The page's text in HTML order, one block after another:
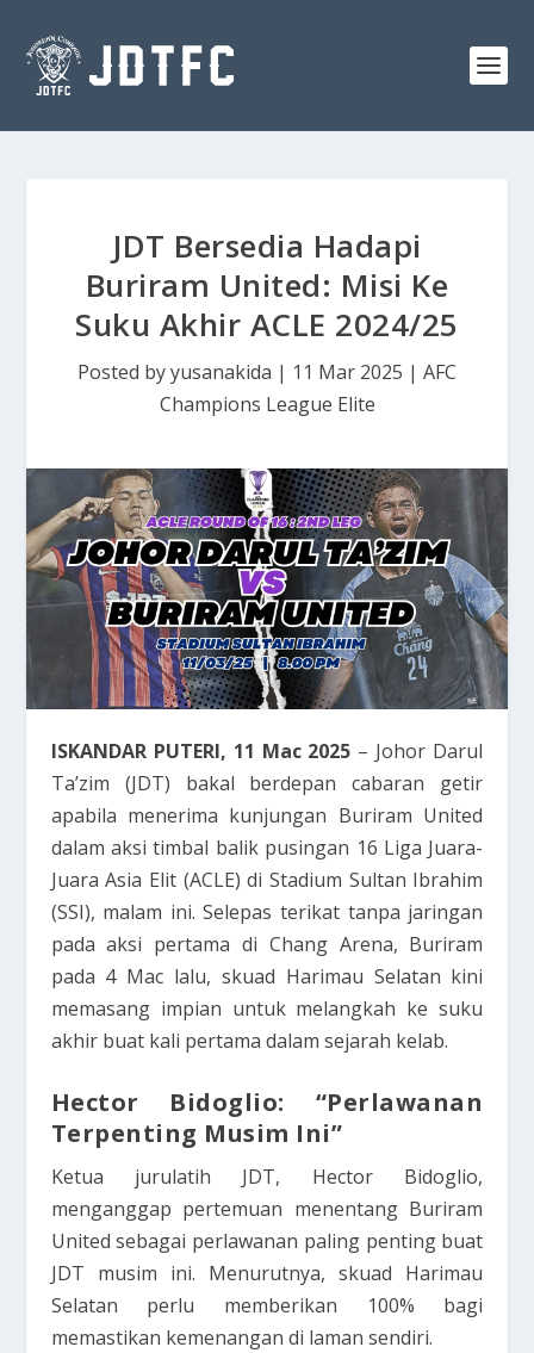
JDT Bersedia Hadapi
Buriram United: Misi Ke
Suku Akhir ACLE 2024/25
Posted byyusanakida | 11 Mar 2025 | AFC
Champions League Elite
ISKANDAR PUTERI, 11 Mac 2025 – Johor Darul
Ta’zim (JDT) bakal berdepan cabaran getir
apabila menerima kunjungan Buriram United
dalam aksi timbal balik pusingan 16 Liga Juara-
Juara Asia Elit (ACLE) di Stadium Sultan Ibrahim
(SSI), malam ini. Selepas terikat tanpa jaringan
pada aksi pertama di Chang Arena, Buriram
pada 4 Mac lalu, skuad Harimau Selatan kini
memasang impian untuk melangkah ke suku
akhir buat kali pertama dalam sejarah kelab.
Hector Bidoglio: “Perlawanan
Terpenting Musim Ini”
Ketua jurulatih JDT, Hector Bidoglio,
menganggap pertemuan menentang Buriram
United sebagai perlawanan paling penting buat
JDT musim ini. Menurutnya, skuad Harimau
Selatan perlu memberikan 100% bagi
memastikan kemenangan di laman sendiri.